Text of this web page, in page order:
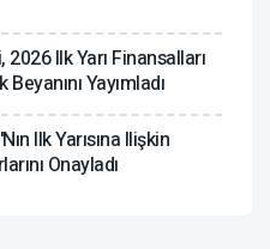
2026 Ilk Yarı Finansalları
Yayımladı
Ilk Yarısına Ilişkin
Onayladı